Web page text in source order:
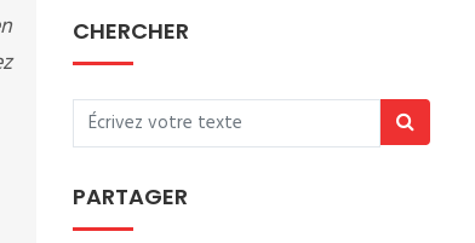
CHERCHER
PARTAGER